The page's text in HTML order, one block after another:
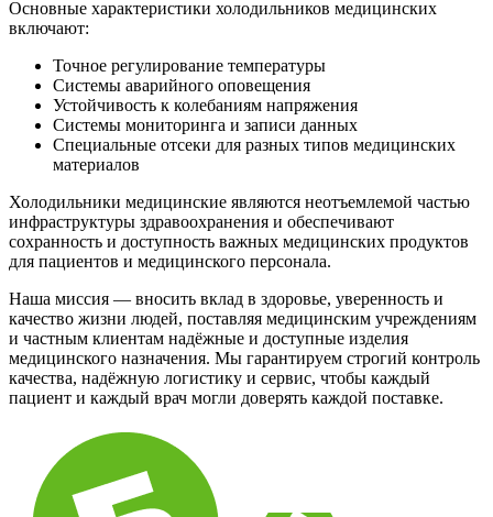
Основные характеристики холодильников медицинских
включают:
Точное регулирование температуры
Системы аварийного оповещения
Устойчивость к колебаниям напряжения
Системы мониторинга и записи данных
Специальные отсеки для разных типов медицинских
материалов
Холодильники медицинские являются неотъемлемой частью
инфраструктуры здравоохранения и обеспечивают
сохранность и доступность важных медицинских продуктов
для пациентов и медицинского персонала.
Наша миссия — вносить вклад в здоровье, уверенность и
качество жизни людей, поставляя медицинским учреждениям
и частным клиентам надёжные и доступные изделия
медицинского назначения. Мы гарантируем строгий контроль
качества, надёжную логистику и сервис, чтобы каждый
пациент и каждый врач могли доверять каждой поставке.